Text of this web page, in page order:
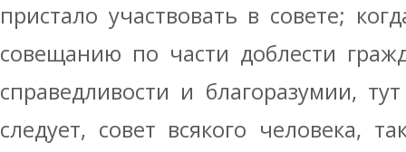
пристало участвовать в совете;
совещанию по части доблести
справедливости и благоразумии,
следует, совет всякого человека,